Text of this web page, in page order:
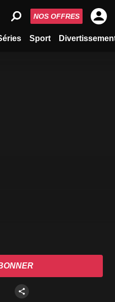
Sport
NOS OFFRES